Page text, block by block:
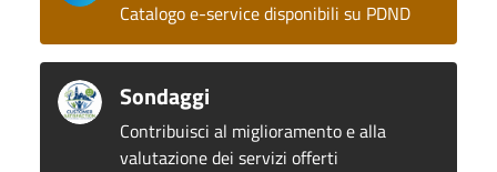
Catalogo e-service disponibili su PDND
Sondaggi
Contribuisci al miglioramento e alla
valutazione dei servizi offerti